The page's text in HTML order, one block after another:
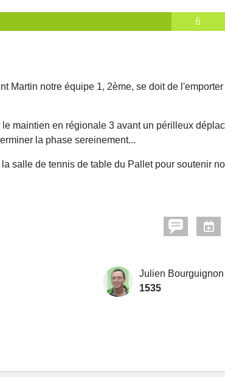
6
Martin notre équipe 1, 2ème, se doit de
maintien en régionale 3 avant un périlleux
la phase sereinement...
salle de tennis de table du Pallet pour soutenir
Julien Bourguignon
1535